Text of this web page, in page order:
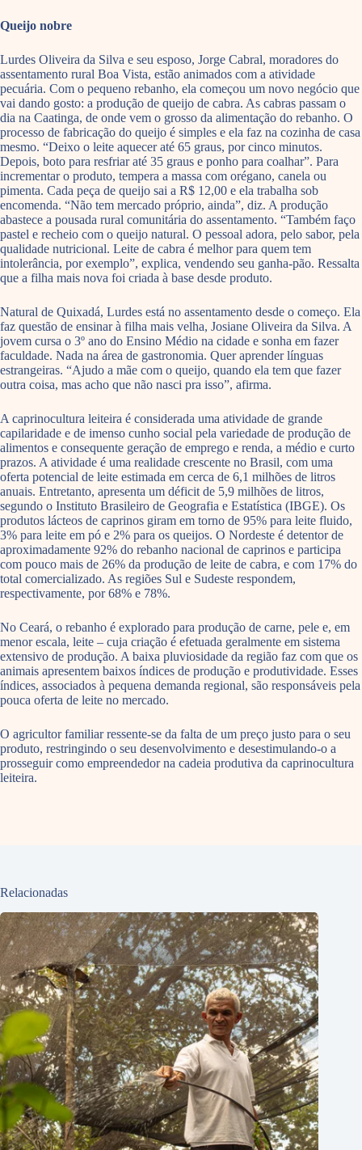
Queijo nobre
Lurdes Oliveira da Silva e seu esposo, Jorge Cabral, moradores do
assentamento rural Boa Vista, estão animados com a atividade
pecuária. Com o pequeno rebanho, ela começou um novo negócio que
vai dando gosto: a produção de queijo de cabra. As cabras passam o
dia na Caatinga, de onde vem o grosso da alimentação do rebanho. O
processo de fabricação do queijo é simples e ela faz na cozinha de casa
mesmo. “Deixo o leite aquecer até 65 graus, por cinco minutos.
Depois, boto para resfriar até 35 graus e ponho para coalhar”. Para
incrementar o produto, tempera a massa com orégano, canela ou
pimenta. Cada peça de queijo sai a R$ 12,00 e ela trabalha sob
encomenda. “Não tem mercado próprio, ainda”, diz. A produção
abastece a pousada rural comunitária do assentamento. “Também faço
pastel e recheio com o queijo natural. O pessoal adora, pelo sabor, pela
qualidade nutricional. Leite de cabra é melhor para quem tem
intolerância, por exemplo”, explica, vendendo seu ganha-pão. Ressalta
que a filha mais nova foi criada à base desde produto.
Natural de Quixadá, Lurdes está no assentamento desde o começo. Ela
faz questão de ensinar à filha mais velha, Josiane Oliveira da Silva. A
jovem cursa o 3º ano do Ensino Médio na cidade e sonha em fazer
faculdade. Nada na área de gastronomia. Quer aprender línguas
estrangeiras. “Ajudo a mãe com o queijo, quando ela tem que fazer
outra coisa, mas acho que não nasci pra isso”, afirma.
A caprinocultura leiteira é considerada uma atividade de grande
capilaridade e de imenso cunho social pela variedade de produção de
alimentos e consequente geração de emprego e renda, a médio e curto
prazos. A atividade é uma realidade crescente no Brasil, com uma
oferta potencial de leite estimada em cerca de 6,1 milhões de litros
anuais. Entretanto, apresenta um déficit de 5,9 milhões de litros,
segundo o Instituto Brasileiro de Geografia e Estatística (IBGE). Os
produtos lácteos de caprinos giram em torno de 95% para leite fluido,
3% para leite em pó e 2% para os queijos. O Nordeste é detentor de
aproximadamente 92% do rebanho nacional de caprinos e participa
com pouco mais de 26% da produção de leite de cabra, e com 17% do
total comercializado. As regiões Sul e Sudeste respondem,
respectivamente, por 68% e 78%.
No Ceará, o rebanho é explorado para produção de carne, pele e, em
menor escala, leite – cuja criação é efetuada geralmente em sistema
extensivo de produção. A baixa pluviosidade da região faz com que os
animais apresentem baixos índices de produção e produtividade. Esses
índices, associados à pequena demanda regional, são responsáveis pela
pouca oferta de leite no mercado.
O agricultor familiar ressente-se da falta de um preço justo para o seu
produto, restringindo o seu desenvolvimento e desestimulando-o a
prosseguir como empreendedor na cadeia produtiva da caprinocultura
leiteira.
Relacionadas